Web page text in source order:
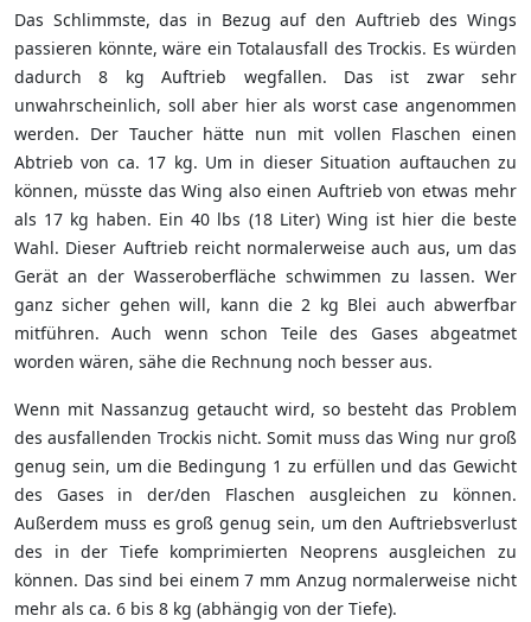
Das Schlimmste, das in Bezug auf den Auftrieb des Wings
passieren könnte, wäre ein Totalausfall des Trockis. Es würden
dadurch 8 kg Auftrieb wegfallen. Das ist zwar sehr
unwahrscheinlich, soll aber hier als worst case angenommen
werden. Der Taucher hätte nun mit vollen Flaschen einen
Abtrieb von ca. 17 kg. Um in dieser Situation auftauchen zu
können, müsste das Wing also einen Auftrieb von etwas mehr
als 17 kg haben. Ein 40 lbs (18 Liter) Wing ist hier die beste
Wahl. Dieser Auftrieb reicht normalerweise auch aus, um das
Gerät an der Wasseroberfläche schwimmen zu lassen. Wer
ganz sicher gehen will, kann die 2 kg Blei auch abwerfbar
mitführen. Auch wenn schon Teile des Gases abgeatmet
worden wären, sähe die Rechnung noch besser aus.
Wenn mit Nassanzug getaucht wird, so besteht das Problem
des ausfallenden Trockis nicht. Somit muss das Wing nur groß
genug sein, um die Bedingung 1 zu erfüllen und das Gewicht
des Gases in der/den Flaschen ausgleichen zu können.
Außerdem muss es groß genug sein, um den Auftriebsverlust
des in der Tiefe komprimierten Neoprens ausgleichen zu
können. Das sind bei einem 7 mm Anzug normalerweise nicht
mehr als ca. 6 bis 8 kg (abhängig von der Tiefe).